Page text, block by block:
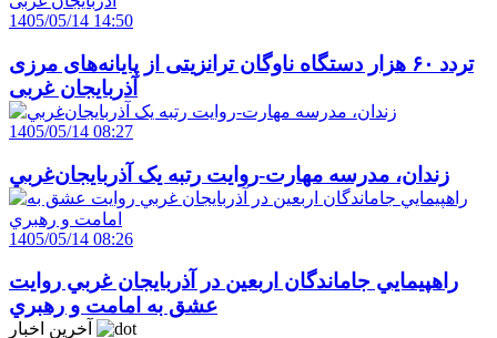
1405/05/14 14:50
تردد ۶۰ هزار دستگاه ناوگان ترانزیتی از پایانه‌های مرزی
آذربایجان ‌غربی
1405/05/14 08:27
زندان، مدرسه مهارت-روايت رتبه يک آذربايجان‌غربي
1405/05/14 08:26
راهپيمايي جاماندگان اربعين در آذربايجان غربي روايت
عشق به امامت و رهبري